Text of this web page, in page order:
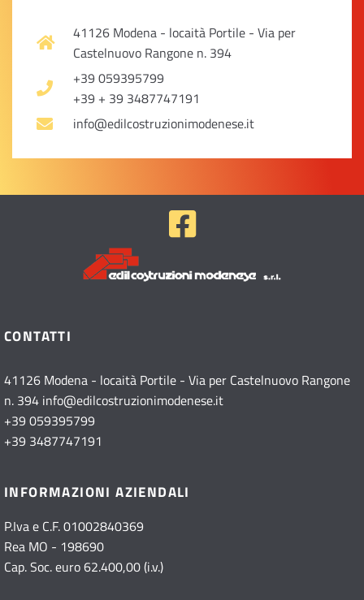
41126 Modena - locaità Portile - Via per
Castelnuovo Rangone n. 394
+39 059395799
+39 + 39 3487747191
info@edilcostruzionimodenese.it
CONTATTI
41126 Modena - locaità Portile - Via per Castelnuovo Rangone
n. 394 info@edilcostruzionimodenese.it
+39 059395799
+39 3487747191
INFORMAZIONI AZIENDALI
P.Iva e C.F. 01002840369
Rea MO - 198690
Cap. Soc. euro 62.400,00 (i.v.)